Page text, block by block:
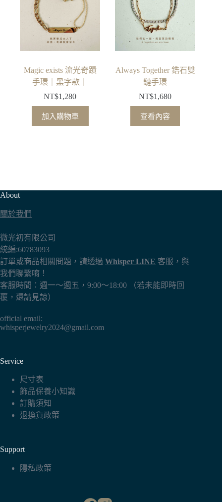
Magic exists 流光奇蹟
手環｜黑字款｜
NT$1,280
加入購物車
Always Together 鋯石雙
鏈手環
NT$1,680
查看內容
About
關於我們
微光初有限公司
統編:60783093
訂單或商品相關問題，請透過 Whisper LINE 客服，與
我們聯繫唷！
客服時間：週一～週五，9:00～18:00 （若未能即時回
覆，還請見諒）
official email:
whisperjewelry2024@gmail.com
Service
尺寸表
飾品保養小知識
訂購須知
退換貨政策
Support
隱私政策